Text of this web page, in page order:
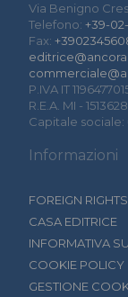
Via Benigno
Telefono: +39-
Fax:
P.IVA IT
R.E.A. MI - 1513628
Capitale sociale:
Informazioni
FOREIGN RIGHTS
CASA EDITRICE
INFORMATIVA
COOKIE POLICY
GESTIONE